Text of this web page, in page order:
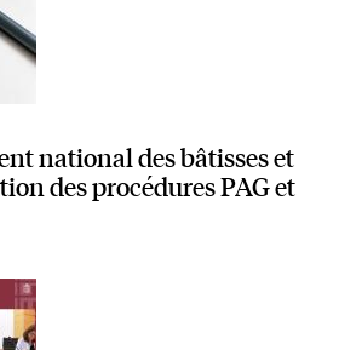
national des bâtisses et
des procédures PAG et